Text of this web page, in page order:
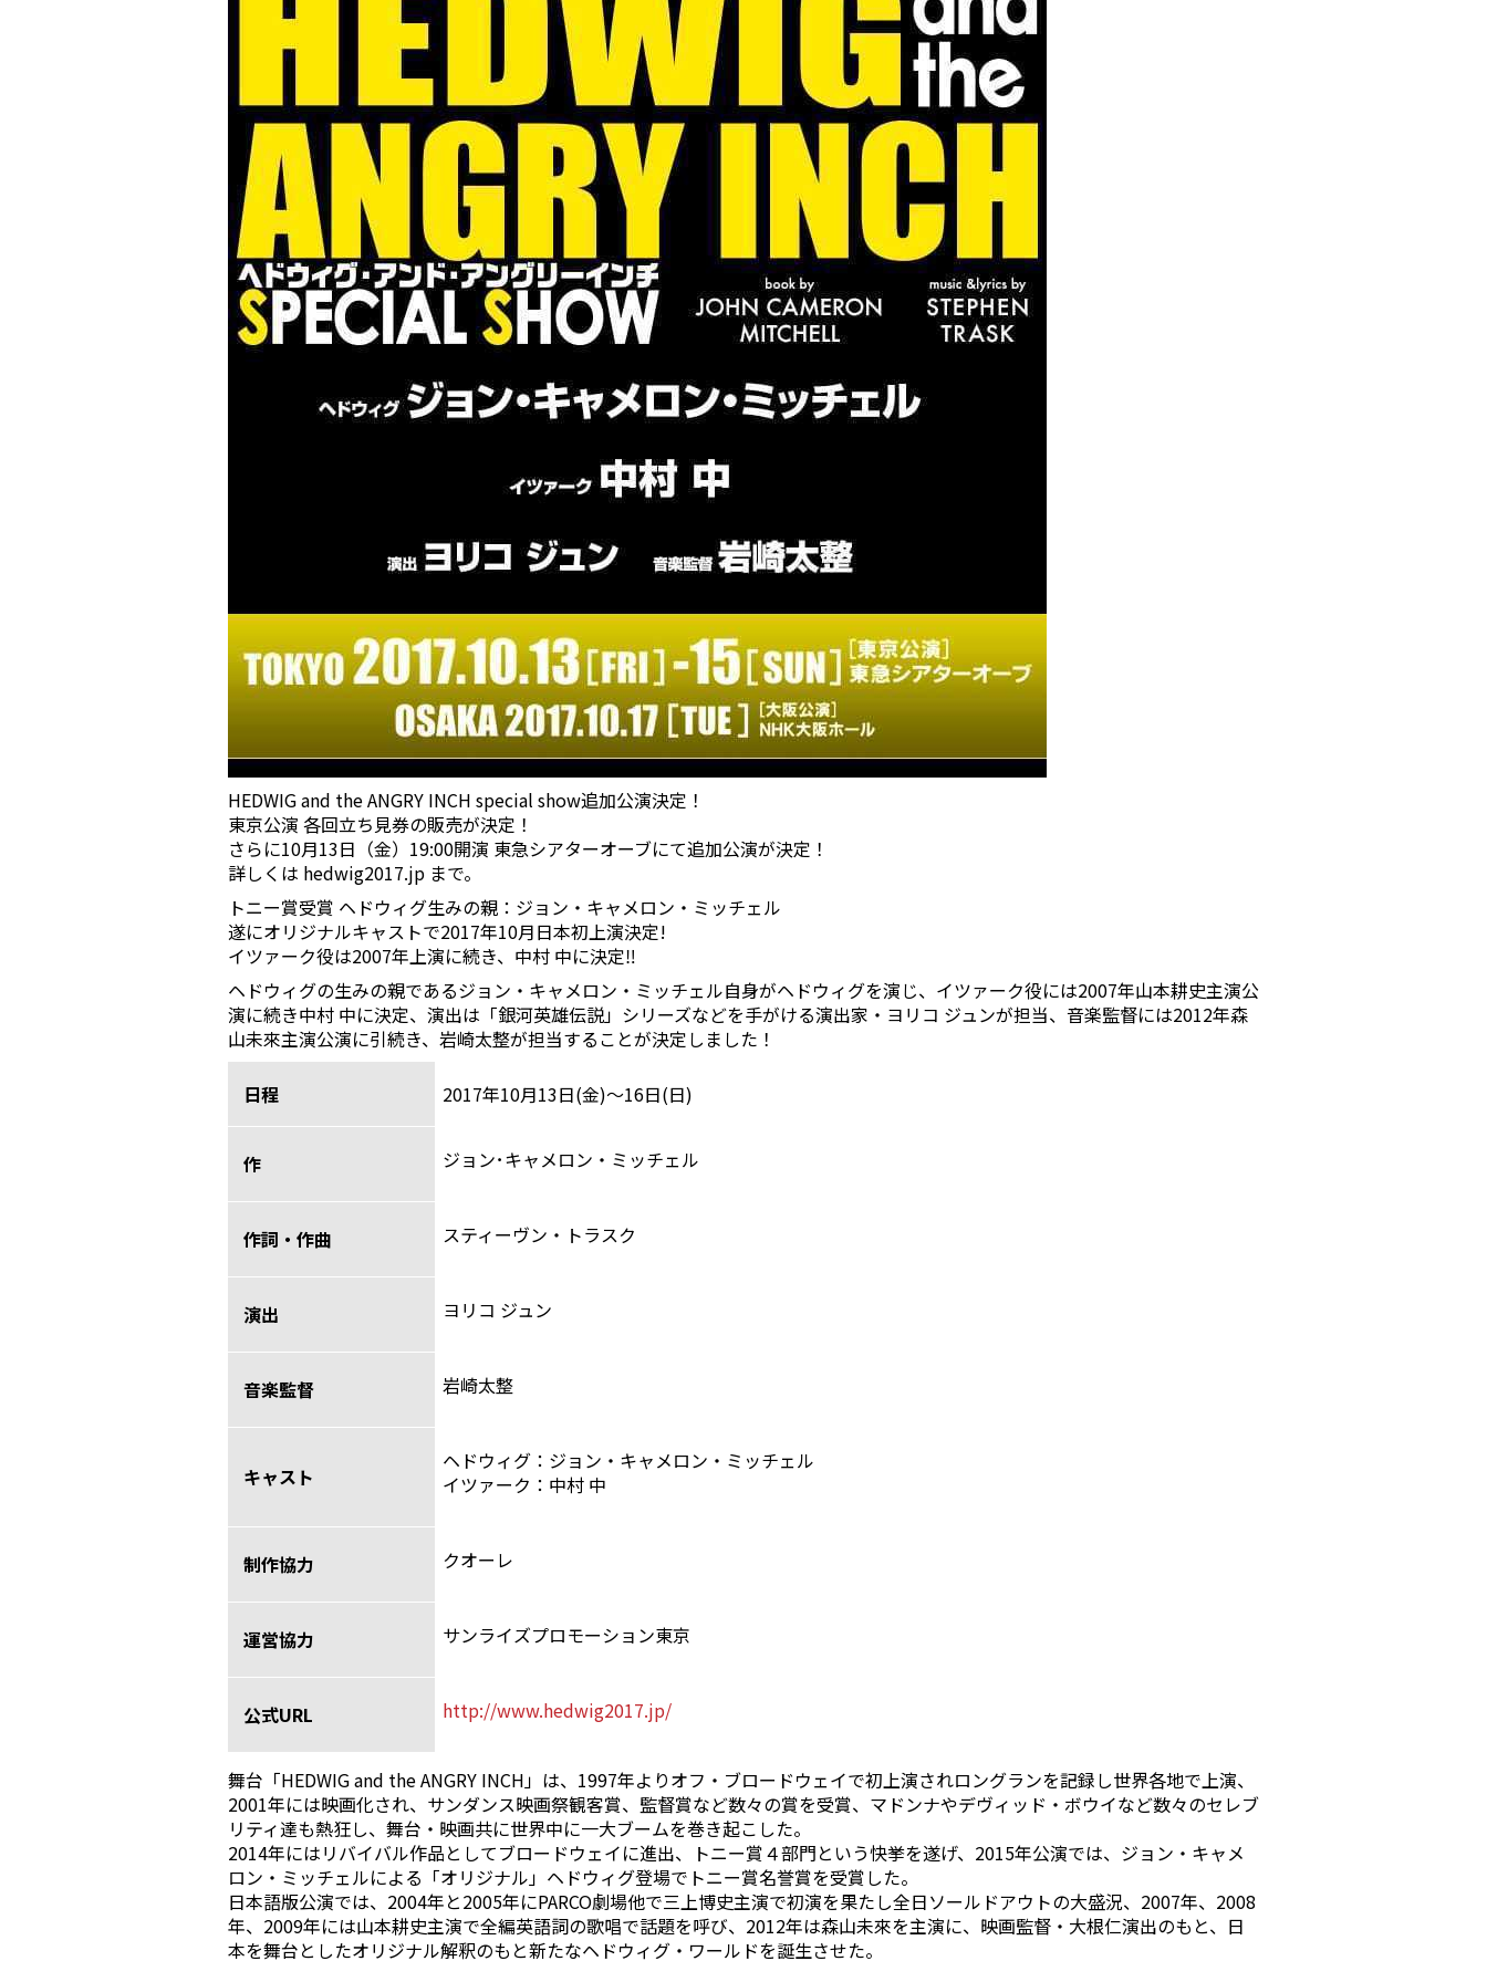
HEDWIG and the ANGRY INCH special show追加公演決定！
東京公演 各回立ち見券の販売が決定！
さらに10月13日（金）19:00開演 東急シアターオーブにて追加公演が決定！
詳しくは hedwig2017.jp まで。
トニー賞受賞 ヘドウィグ生みの親：ジョン・キャメロン・ミッチェル
遂にオリジナルキャストで2017年10月日本初上演決定!
イツァーク役は2007年上演に続き、中村 中に決定‼
ヘドウィグの生みの親であるジョン・キャメロン・ミッチェル自身がヘドウィグを演じ、イツァーク役には2007年山本耕史主演公
演に続き中村 中に決定、演出は「銀河英雄伝説」シリーズなどを手がける演出家・ヨリコ ジュンが担当、音楽監督には2012年森
山未來主演公演に引続き、岩崎太整が担当することが決定しました！
日程 2017年10月13日(金)〜16日(日)
作 ジョン･キャメロン・ミッチェル
作詞・作曲 スティーヴン・トラスク
演出 ヨリコ ジュン
音楽監督 岩崎太整
キャスト
ヘドウィグ：ジョン・キャメロン・ミッチェル
イツァーク：中村 中
制作協力 クオーレ
運営協力 サンライズプロモーション東京
公式URL http://www.hedwig2017.jp/
舞台「HEDWIG and the ANGRY INCH」は、1997年よりオフ・ブロードウェイで初上演されロングランを記録し世界各地で上演、
2001年には映画化され、サンダンス映画祭観客賞、監督賞など数々の賞を受賞、マドンナやデヴィッド・ボウイなど数々のセレブ
リティ達も熱狂し、舞台・映画共に世界中に一大ブームを巻き起こした。
2014年にはリバイバル作品としてブロードウェイに進出、トニー賞４部門という快挙を遂げ、2015年公演では、ジョン・キャメ
ロン・ミッチェルによる「オリジナル」ヘドウィグ登場でトニー賞名誉賞を受賞した。
日本語版公演では、2004年と2005年にPARCO劇場他で三上博史主演で初演を果たし全日ソールドアウトの大盛況、2007年、2008
年、2009年には山本耕史主演で全編英語詞の歌唱で話題を呼び、2012年は森山未來を主演に、映画監督・大根仁演出のもと、日
本を舞台としたオリジナル解釈のもと新たなヘドウィグ・ワールドを誕生させた。